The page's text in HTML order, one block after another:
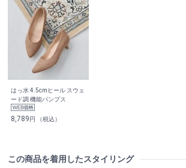
はっ水 4.5cmヒール スウェ
ード調 機能パンプス
8,789円 （税込）
この商品を着用したスタイリング